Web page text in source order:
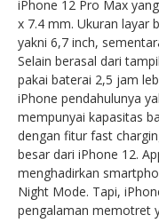
iPhone 12 Pro Max
x 7.4 mm. Ukuran layar
yakni 6,7 inch,
Selain berasal dari
pakai baterai 2,5 jam
iPhone pendahulunya
mempunyai kapasitas
dengan fitur fast
besar dari iPhone 12.
menghadirkan
Night Mode. Tapi,
pengalaman memotret